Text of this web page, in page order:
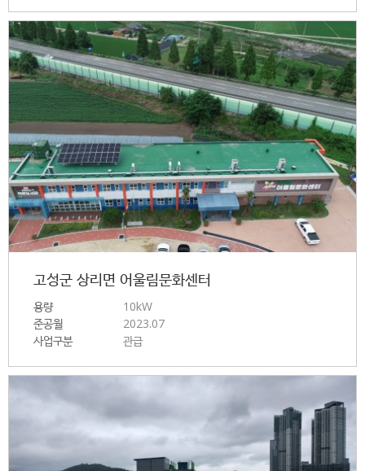
고성군 상리면 어울림문화센터
용량
10kW
준공월
2023.07
사업구분
관급